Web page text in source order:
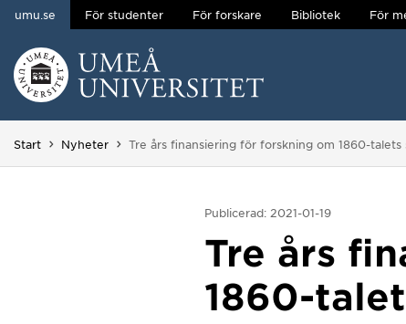
Hoppa direkt till innehållet
umu.se För studenter För forskare Bibliotek För
Start Nyheter Du är här:
Tre års finansiering för forskning om 1860-talets
Publicerad: 2021-01-19
Tre års
1860-